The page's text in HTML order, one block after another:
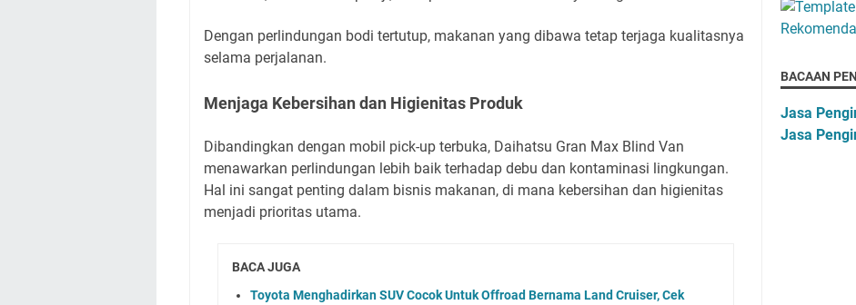
Dengan perlindungan bodi tertutup, makanan yang dibawa tetap terjaga kualitasnya
selama perjalanan.
Menjaga Kebersihan dan Higienitas Produk
Dibandingkan dengan mobil pick-up terbuka, Daihatsu Gran Max Blind Van
menawarkan perlindungan lebih baik terhadap debu dan kontaminasi lingkungan.
Hal ini sangat penting dalam bisnis makanan, di mana kebersihan dan higienitas
menjadi prioritas utama.
BACA JUGA
Toyota Menghadirkan SUV Cocok Untuk Offroad Bernama Land Cruiser, Cek
BACAAN
Jasa
Jasa